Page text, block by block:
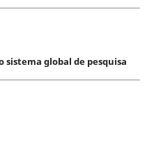
global de pesquisa